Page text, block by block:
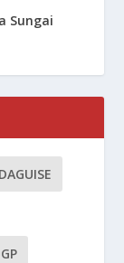
Sungai